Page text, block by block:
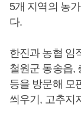
5개 지역의 농
다.
한진과 농협 임
철원군 동송읍,
등을 방문해 모
씌우기, 고추지